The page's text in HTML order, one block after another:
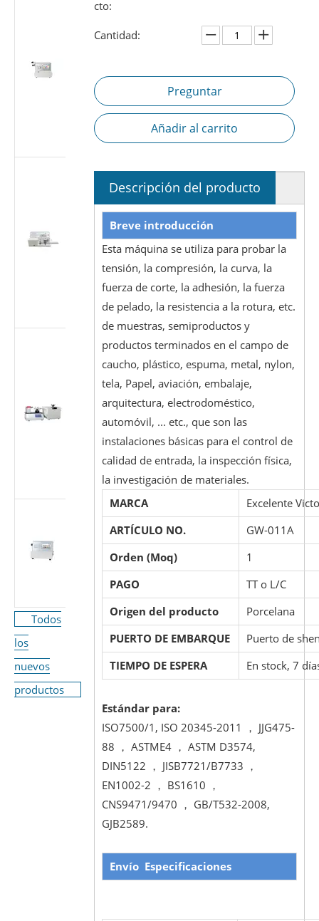
de jeringa
estanqueidad
a presión
negativa
según ISO
7886-1
Probador de
fugas de aire
de jeringa
médica |
Probador de
estanqueidad
al vacío de
-88 kPa
7886-1
Probador
multiusos
accesorios
cónicos
médicos
(Luer)
80369/GB
1962.1)
Máquina de
prueba de
flujo de
dispositivos
médicos ISO
7864-2016
Todos
los
nuevos
productos
cto:
Cantidad:
Preguntar
Añadir al carrito
Descripción del producto
Breve introducción
Esta máquina se utiliza para probar la
tensión, la compresión, la curva, la
fuerza de corte, la adhesión, la fuerza
de pelado, la resistencia a la rotura, etc.
de muestras, semiproductos y
productos terminados en el campo de
caucho, plástico, espuma, metal, nylon,
tela, Papel, aviación, embalaje,
arquitectura, electrodoméstico,
automóvil, ... etc., que son las
instalaciones básicas para el control de
calidad de entrada, la inspección física,
la investigación de materiales.
MARCA
Excelente
ARTÍCULO NO.
GW-011A
Orden (Moq)
1
PAGO
TT o L/C
Origen del producto
Porcelana
PUERTO DE EMBARQUE
Puerto de
TIEMPO DE ESPERA
En stock, 7
Estándar para:
ISO7500/1, ISO 20345-2011 ， JJG475-
88 ， ASTME4 ， ASTM D3574,
DIN5122 ， JISB7721/B7733 ，
EN1002-2 ， BS1610 ，
CNS9471/9470 ， GB/T532-2008,
GJB2589.
Envío Especificaciones